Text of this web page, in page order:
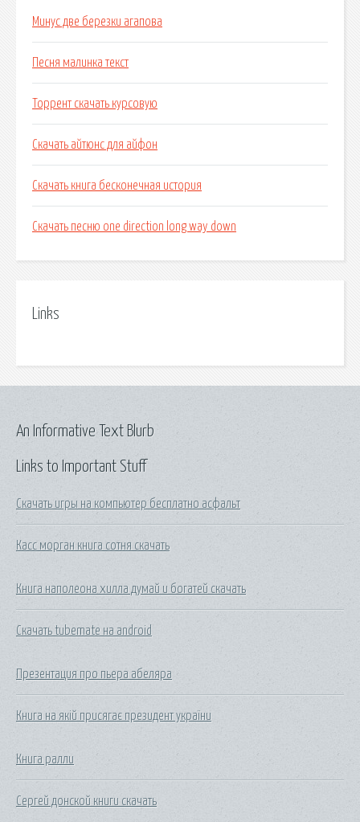
Минус две березки агапова
Песня малинка текст
Торрент скачать курсовую
Скачать айтюнс для айфон
Скачать книга бесконечная история
Скачать песню one direction long way down
Links
Links to Important Stuff
Скачать игры на компьютер бесплатно асфальт
Касс морган книга сотня скачать
Книга наполеона хилла думай и богатей скачать
Скачать tubemate на android
Презентация про пьера абеляра
Книга на якій присягає президент україни
Книга ралли
Сергей донской книги скачать
An Informative Text Blurb